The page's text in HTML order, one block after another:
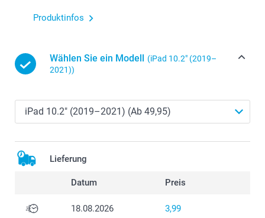
Produktinfos
Wählen Sie ein Modell (iPad 10.2″ (2019–
2021))
Lieferung
Datum Preis
18.08.2026 3,99